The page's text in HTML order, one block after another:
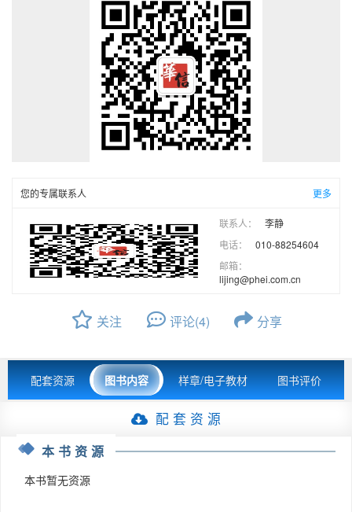
行并置和比较，最后得出研究结论并提出分析思考的建议。
您的专属联系人 更多
联系人：
李静
电话：
010-88254604
邮箱：
lijing@phei.com.cn
关注 评论(4) 分享
配套资源 图书内容 样章/电子教材 图书评价
配 套 资 源
本书资源
本书暂无资源